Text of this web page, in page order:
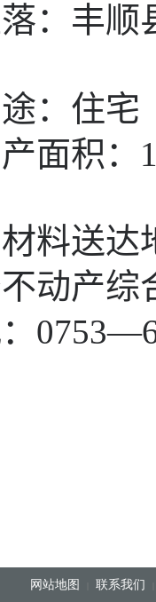
：丰顺
：住宅
积：
送达
动产综
网站地图 联系我们